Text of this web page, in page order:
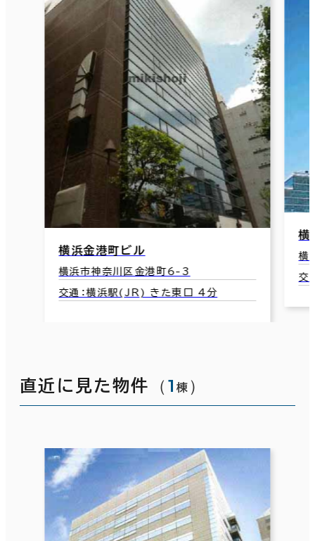
横浜市神奈川区栄町5-1
交通：神奈川駅(京急本線) 7分
直近に見た物件 （1 棟 ）